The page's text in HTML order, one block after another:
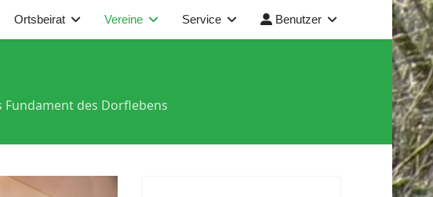
Ortsbeirat Vereine Service Benutzer
Fundament des Dorflebens